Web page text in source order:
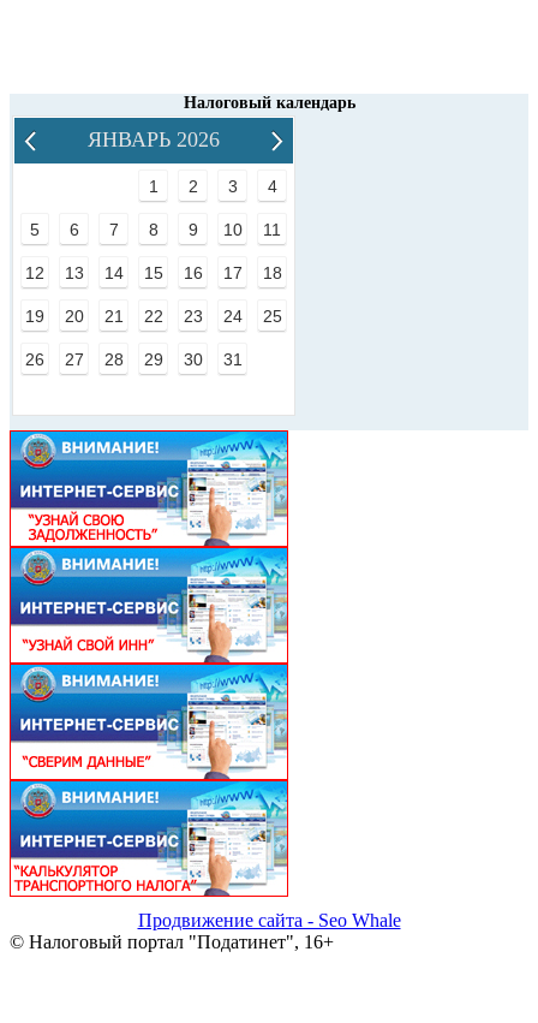
Налоговый календарь
ЯНВАРЬ 2026
1 2 3 4
5 6 7 8 9 10 11
12 13 14 15 16 17 18
19 20 21 22 23 24 25
26 27 28 29 30 31
Продвижение сайта - Seo Whale
© Налоговый портал "Податинет", 16+